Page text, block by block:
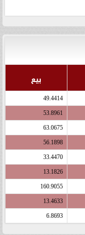
بيع
49.4414
53.8961
63.0675
56.1898
33.4470
13.1826
160.9055
13.4633
6.8693